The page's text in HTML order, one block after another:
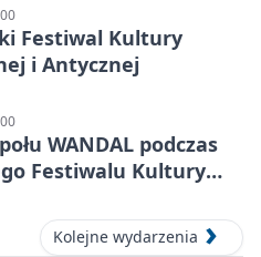
Festiwal Kultury
i Antycznej
WANDAL podczas
Festiwalu Kultury
Kolejne wydarzenia